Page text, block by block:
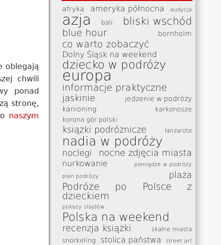
oblegają
chwili
ponad
stronę,
naszym
afryka ameryka północna audycja
azja bali bliski wschód
blue hour bornholm
co warto zobaczyć
Dolny Śląsk na weekend
dziecko w podróży
europa
informacje praktyczne
jaskinie
jedzenie w podróży
kanioning
karkonosze
korona gór polski
książki podróżnicze lanzarote
nadia w podróży
noclegi nocne zdjęcia miasta
nurkowanie
pieniądze w podróży
plan podróży
plaża
Podróże po Polsce z
dzieckiem
pokazy slajdów
Polska na weekend
recenzja książki skalne miasta
snorkeling stolica państwa street art